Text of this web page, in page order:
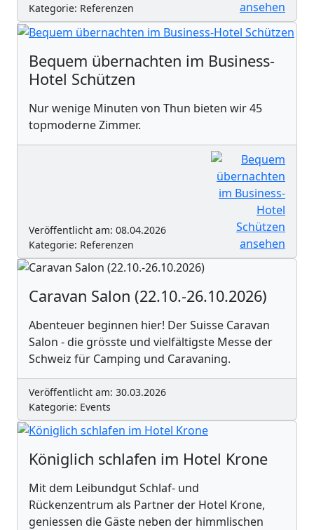
Kategorie: Referenzen
Bequem übernachten im Business-
Hotel Schützen
Nur wenige Minuten von Thun bieten wir 45
topmoderne Zimmer.
Veröffentlicht am: 08.04.2026
Kategorie: Referenzen
Caravan Salon (22.10.-26.10.2026)
Abenteuer beginnen hier! Der Suisse Caravan
Salon - die grösste und vielfältigste Messe der
Schweiz für Camping und Caravaning.
Veröffentlicht am: 30.03.2026
Kategorie: Events
Königlich schlafen im Hotel Krone
Mit dem Leibundgut Schlaf- und
Rückenzentrum als Partner der Hotel Krone,
geniessen die Gäste neben der himmlischen